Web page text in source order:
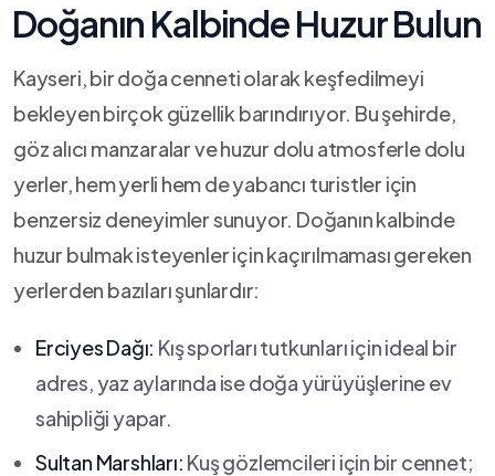
⁣Doğanın Kalbinde Huzur⁤ Bulun
Kayseri, ⁣bir doğa ⁣cenneti​ olarak keşfedilmeyi
bekleyen⁤ birçok ​güzellik barındırıyor. Bu şehirde,
göz alıcı manzaralar ve⁣ huzur dolu atmosferle ‍dolu⁣
yerler,⁤ hem⁢ yerli ⁤hem de yabancı turistler için
benzersiz deneyimler sunuyor.​ Doğanın kalbinde⁢
huzur bulmak ​isteyenler için​ kaçırılmaması gereken
yerlerden ‍bazıları şunlardır:
Erciyes ⁤Dağı: Kış sporları‌ tutkunları için ideal bir
adres, yaz⁣ aylarında ​ise doğa yürüyüşlerine⁤ ev
sahipliği‍ yapar.
Sultan Marshları: ​Kuş⁣ gözlemcileri için ⁣bir cennet;